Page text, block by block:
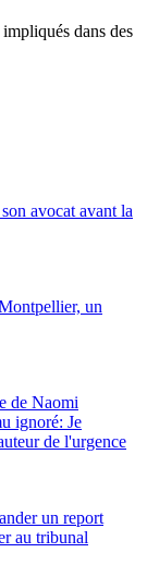
dans des
avocat avant la
un
de Naomi
ignoré: Je
de l'urgence
un report
au tribunal